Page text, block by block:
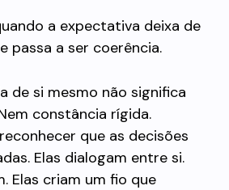
a expectativa deixa de
passa a ser coerência.
de si mesmo não significa
constância rígida.
que as decisões
Elas dialogam entre si.
Elas criam um fio que